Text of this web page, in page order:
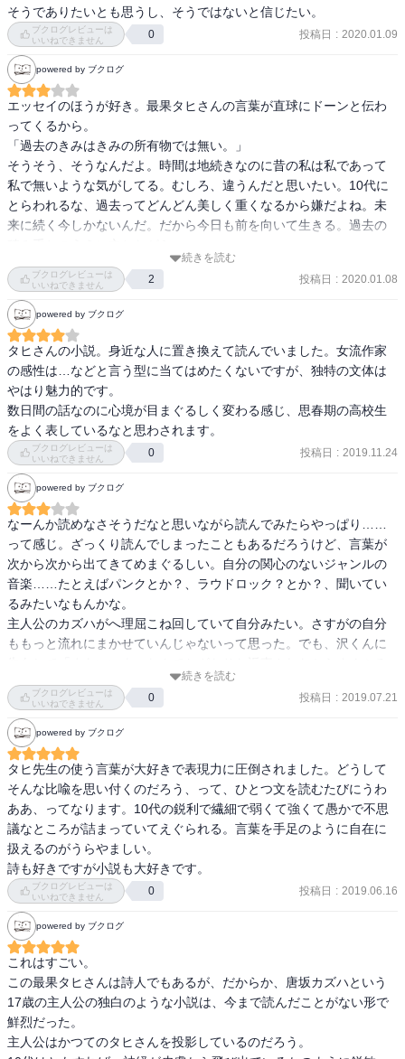
そうでありたいとも思うし、そうではないと信じたい。
ブクログレビューは
いいねできません
0 投稿日 : 2020.01.09
powered by ブクログ
エッセイのほうが好き。最果タヒさんの言葉が直球にドーンと伝わ
ってくるから。
「過去のきみはきみの所有物では無い。」
そうそう、そうなんだよ。時間は地続きなのに昔の私は私であって
私で無いような気がしてる。むしろ、違うんだと思いたい。10代に
とらわれるな、過去ってどんどん美しく重くなるから嫌だよね。未
来に続く今しかないんだ。だから今日も前を向いて生きる。過去の
続きを読む
ブクログレビューは
いいねできません
2 投稿日 : 2020.01.08
powered by ブクログ
タヒさんの小説。身近な人に置き換えて読んでいました。女流作家
の感性は…などと言う型に当てはめたくないですが、独特の文体は
やはり魅力的です。
数日間の話なのに心境が目まぐるしく変わる感じ、思春期の高校生
をよく表しているなと思わされます。
ブクログレビューは
いいねできません
0 投稿日 : 2019.11.24
powered by ブクログ
なーんか読めなさそうだなと思いながら読んでみたらやっぱり……
って感じ。ざっくり読んでしまったこともあるだろうけど、言葉が
次から次から出てきてめまぐるしい。自分の関心のないジャンルの
音楽……たとえばパンクとか？、ラウドロック？とか？、聞いてい
るみたいなもんかな。
主人公のカズハがへ理屈こね回していて自分みたい。さすがの自分
ももっと流れにまかせていんじゃないって思った。でも、沢くんに
っていうのはなんかいい。
続きを読む
ブクログレビューは
いいねできません
0 投稿日 : 2019.07.21
powered by ブクログ
タヒ先生の使う言葉が大好きで表現力に圧倒されました。どうして
そんな比喩を思い付くのだろう、って、ひとつ文を読むたびにうわ
ああ、ってなります。10代の鋭利で繊細で弱くて強くて愚かで不思
議なところが詰まっていてえぐられる。言葉を手足のように自在に
扱えるのがうらやましい。
詩も好きですが小説も大好きです。
ブクログレビューは
いいねできません
0 投稿日 : 2019.06.16
powered by ブクログ
これはすごい。
この最果タヒさんは詩人でもあるが、だからか、唐坂カズハという
17歳の主人公の独白のような小説は、今まで読んだことがない形で
鮮烈だった。
主人公はかつてのタヒさんを投影しているのだろう。